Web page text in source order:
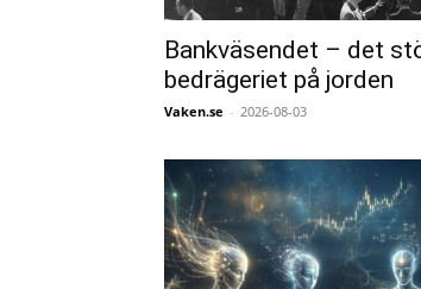
Bankväsendet – det
bedrägeriet på jorden
Vaken.se - 2026-08-03